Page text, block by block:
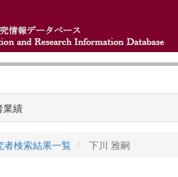
業績
者検索結果一覧 下川 雅嗣